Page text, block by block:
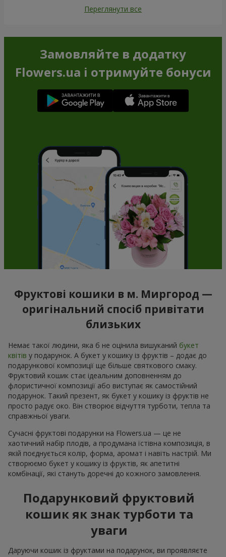
Переглянути все
Замовляйте в додатку
Flowers.ua і отримуйте бонуси
Фруктові кошики в м. Миргород —
оригінальний спосіб привітати
близьких
Немає такої людини, яка б не оцінила вишуканий букет
квітів у подарунок. А букет у кошику із фруктів – додає до
подарункової композиції ще більше святкового смаку.
Фруктовий кошик стає ідеальним доповненням до
флористичної композиції або виступає як самостійний
подарунок. Такий презент, як букет у кошику із фруктів не
просто радує око. Він створює відчуття турботи, тепла та
справжньої уваги.
Сучасні фруктові подарунки на Flowers.ua — це не
хаотичний набір плодів, а продумана їстівна композиція, в
якій поєднується колір, форма, аромат і навіть настрій. Ми
створюємо букет у кошику із фруктів, як апетитні
комбінації, які стануть доречні до кожного замовлення.
Подарунковий фруктовий
кошик як знак турботи та
уваги
Даруючи кошик із фруктами на подарунок, ви проявляєте